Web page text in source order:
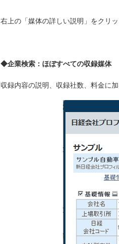
右上の「媒体の詳しい説明」をクリ
◆企業検索：ほぼすべての収録媒体
収録内容の説明、収録社数、料金に